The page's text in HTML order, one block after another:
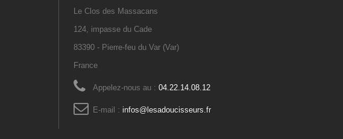
Le Clos des Massacans
124, impasse du Cade
83390 - Pierre-feu du Var (Var)
France
Appelez-nous au : 04.22.14.08.12
E-mail : infos@lesadoucisseurs.fr